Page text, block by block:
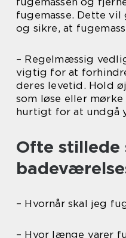
fugemasse. Dette
og sikre, at
– Regelmæssig
vigtig for at
deres levetid. Hold
som løse eller
hurtigt for at undgå
Ofte stillede
– Hvornår skal jeg
– Hvor længe varer